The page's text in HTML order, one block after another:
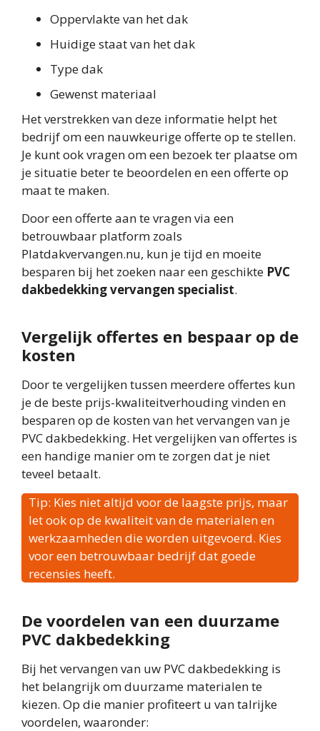
Oppervlakte van het dak
Huidige staat van het dak
Type dak
Gewenst materiaal
Het verstrekken van deze informatie helpt het
bedrijf om een nauwkeurige offerte op te stellen.
Je kunt ook vragen om een bezoek ter plaatse om
je situatie beter te beoordelen en een offerte op
maat te maken.
Door een offerte aan te vragen via een
betrouwbaar platform zoals
Platdakvervangen.nu, kun je tijd en moeite
besparen bij het zoeken naar een geschikte PVC
dakbedekking vervangen specialist.
Vergelijk offertes en bespaar op de
kosten
Door te vergelijken tussen meerdere offertes kun
je de beste prijs-kwaliteitverhouding vinden en
besparen op de kosten van het vervangen van je
PVC dakbedekking. Het vergelijken van offertes is
een handige manier om te zorgen dat je niet
teveel betaalt.
Tip: Kies niet altijd voor de laagste prijs, maar
let ook op de kwaliteit van de materialen en
werkzaamheden die worden uitgevoerd. Kies
voor een betrouwbaar bedrijf dat goede
recensies heeft.
De voordelen van een duurzame
PVC dakbedekking
Bij het vervangen van uw PVC dakbedekking is
het belangrijk om duurzame materialen te
kiezen. Op die manier profiteert u van talrijke
voordelen, waaronder: